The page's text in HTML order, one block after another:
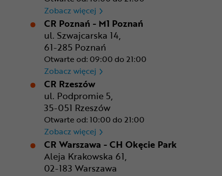
Zobacz więcej CR Kraków - Solvay Park
CR Poznań - M1 Poznań
ul. Szwajcarska 14,
61-285 Poznań
Otwarte od: 09:00 do 21:00
Zobacz więcej CR Poznań - M1 Poznań
CR Rzeszów
ul. Podpromie 5,
35-051 Rzeszów
Otwarte od: 10:00 do 21:00
Zobacz więcej CR Rzeszów
CR Warszawa - CH Okęcie Park
Aleja Krakowska 61,
02-183 Warszawa